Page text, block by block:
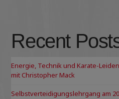
Recent
Energie, Technik und Karate-
mit Christopher Mack
Selbstverteidigungslehrgang am